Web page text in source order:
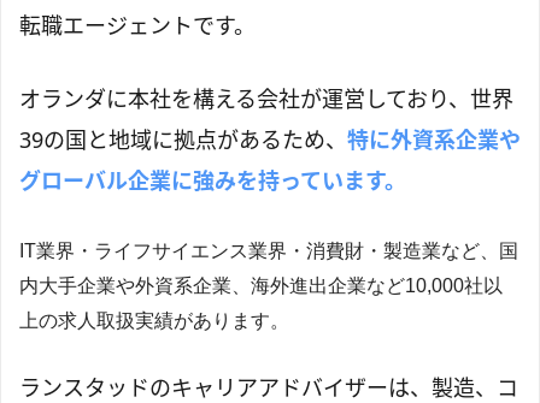
転職エージェントです。
オランダに本社を構える会社が運営しており、世界
39の国と地域に拠点があるため、 特に外資系企業や
グローバル企業に強みを持っています。
IT業界・ライフサイエンス業界・消費財・製造業など、国
内大手企業や外資系企業、海外進出企業など10,000社以
上の求人取扱実績があります。
ランスタッドのキャリアアドバイザーは、製造、コ